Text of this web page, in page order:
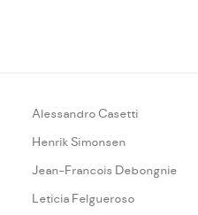
Alessandro Casetti
Henrik Simonsen
Jean-Francois Debongnie
Leticia Felgueroso